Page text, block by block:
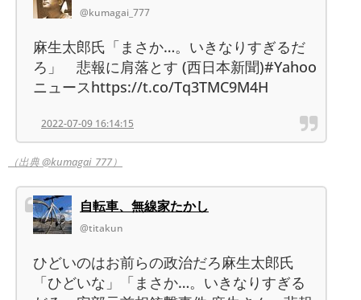
@kumagai_777
麻生太郎氏「まさか…。いきなりすぎるだ
ろ」 悲報に肩落とす (西日本新聞)#Yahoo
ニュースhttps://t.co/Tq3TMC9M4H
2022-07-09 16:14:15
（出典 @kumagai_777）
自転車、無線家たかし
@titakun
ひどいのはお前らの政治だろ麻生太郎氏
「ひどいな」「まさか…。いきなりすぎる